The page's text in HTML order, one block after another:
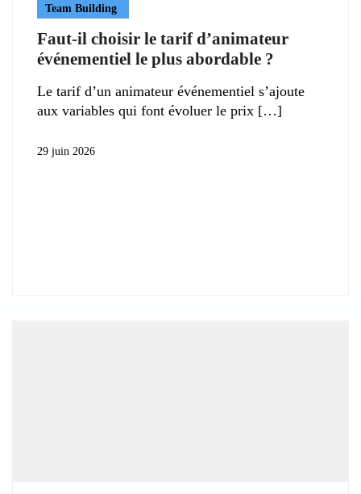
Team Building
Faut-il choisir le tarif d’animateur
événementiel le plus abordable ?
Le tarif d’un animateur événementiel s’ajoute
aux variables qui font évoluer le prix
29 juin 2026